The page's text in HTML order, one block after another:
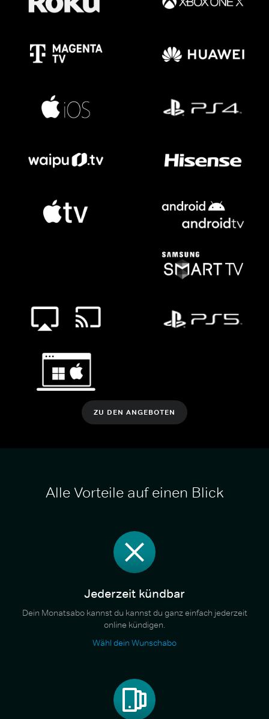
ZU DEN ANGEBOTEN
Alle Vorteile auf einen Blick
Jederzeit kündbar
Dein Monatsabo kannst du kannst du ganz einfach jederzeit
online kündigen.
Wähl dein Wunschabo